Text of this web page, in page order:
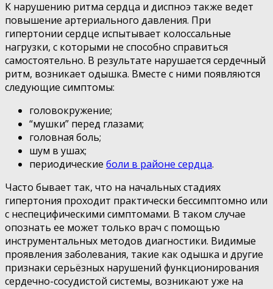
К нарушению ритма сердца и диспноэ также ведет
повышение артериального давления. При
гипертонии сердце испытывает колоссальные
нагрузки, с которыми не способно справиться
самостоятельно. В результате нарушается сердечный
ритм, возникает одышка. Вместе с ними появляются
следующие симптомы:
головокружение;
“мушки” перед глазами;
головная боль;
шум в ушах;
периодические боли в районе сердца.
Часто бывает так, что на начальных стадиях
гипертония проходит практически бессимптомно или
с неспецифическими симптомами. В таком случае
опознать ее может только врач с помощью
инструментальных методов диагностики. Видимые
проявления заболевания, такие как одышка и другие
признаки серьёзных нарушений функционирования
сердечно-сосудистой системы, возникают уже на